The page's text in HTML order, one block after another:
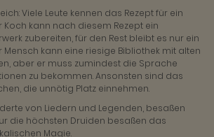
Viele Leute kennen das Rezept für ein
kann nach diesem Rezept ein
zubereiten, für den Rest bleibt es nur ein
Mensch kann eine riesige Bibliothek mit alten
aber er muss zumindest die Sprache
zu bekommen. Ansonsten sind das
die unnötig Platz einnehmen.
von Liedern und Legenden, besaßen
die höchsten Druiden besaßen das
Magie.